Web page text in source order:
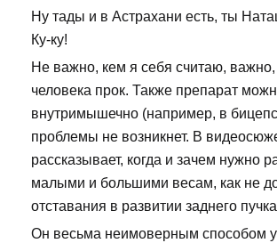
Ну тады и в Астрахани есть, ты
Ку-ку!
Не важно, кем я себя считаю, важно,
человека прок. Также препарат
внутримышечно (например, в
проблемы не возникнет. В
рассказывает, когда и зачем нужно
малыми и большими весам, как не
отставания в развитии заднего пучка
Он весьма неимоверным способом